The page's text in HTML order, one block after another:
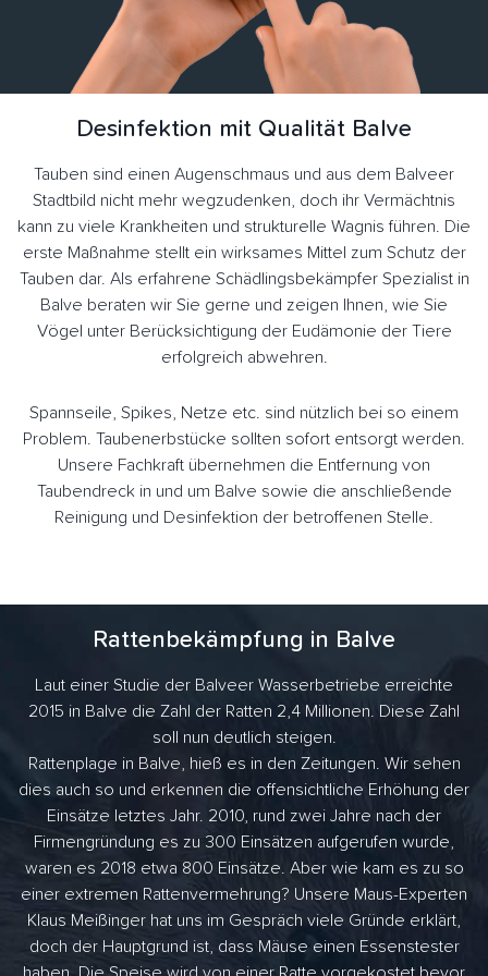
Desinfektion mit Qualität Balve
Tauben sind einen Augenschmaus und aus dem Balveer
Stadtbild nicht mehr wegzudenken, doch ihr Vermächtnis
kann zu viele Krankheiten und strukturelle Wagnis führen. Die
erste Maßnahme stellt ein wirksames Mittel zum Schutz der
Tauben dar. Als erfahrene Schädlingsbekämpfer Spezialist in
Balve beraten wir Sie gerne und zeigen Ihnen, wie Sie
Vögel unter Berücksichtigung der Eudämonie der Tiere
erfolgreich abwehren.
Spannseile, Spikes, Netze etc. sind nützlich bei so einem
Problem. Taubenerbstücke sollten sofort entsorgt werden.
Unsere Fachkraft übernehmen die Entfernung von
Taubendreck in und um Balve sowie die anschließende
Reinigung und Desinfektion der betroffenen Stelle.
Rattenbekämpfung in Balve
Laut einer Studie der Balveer Wasserbetriebe erreichte
2015 in Balve die Zahl der Ratten 2,4 Millionen. Diese Zahl
soll nun deutlich steigen.
Rattenplage in Balve, hieß es in den Zeitungen. Wir sehen
dies auch so und erkennen die offensichtliche Erhöhung der
Einsätze letztes Jahr. 2010, rund zwei Jahre nach der
Firmengründung es zu 300 Einsätzen aufgerufen wurde,
waren es 2018 etwa 800 Einsätze. Aber wie kam es zu so
einer extremen Rattenvermehrung? Unsere Maus-Experten
Klaus Meißinger hat uns im Gespräch viele Gründe erklärt,
doch der Hauptgrund ist, dass Mäuse einen Essenstester